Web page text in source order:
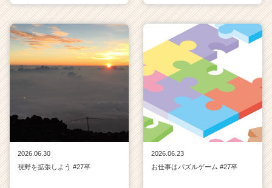
2026.06.30
視野を拡張しよう #27卒
2026.06.23
お仕事はパズルゲーム #27卒